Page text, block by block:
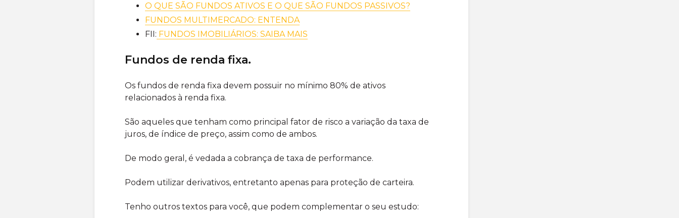
O QUE SÃO FUNDOS ATIVOS E O QUE SÃO FUNDOS PASSIVOS?
FUNDOS MULTIMERCADO: ENTENDA
FII: FUNDOS IMOBILIÁRIOS: SAIBA MAIS
Fundos de renda fixa.
Os fundos de renda fixa devem possuir no mínimo 80% de ativos
relacionados à renda fixa.
São aqueles que tenham como principal fator de risco a variação da taxa de
juros, de índice de preço, assim como de ambos.
De modo geral, é vedada a cobrança de taxa de performance.
Podem utilizar derivativos, entretanto apenas para proteção de carteira.
Tenho outros textos para você, que podem complementar o seu estudo: